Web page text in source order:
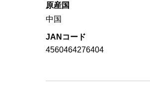
原産国
中国
JANコード
4560464276404